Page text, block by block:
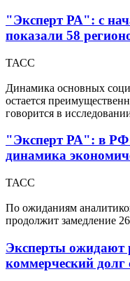
"Эксперт РА": с
показали 58
ТАСС
Динамика основных
остается
говорится в
"Эксперт РА": в РФ
динамика
ТАСС
По ожиданиям
продолжит замедление
Эксперты ожидают
коммерческий долг